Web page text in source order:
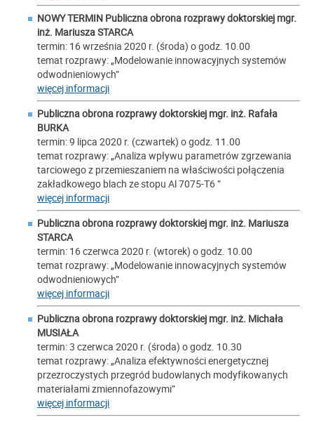
NOWY TERMIN Publiczna obrona rozprawy doktorskiej mgr.
inż. Mariusza STARCA
termin: 16 września 2020 r. (środa) o godz. 10.00
temat rozprawy: „Modelowanie innowacyjnych systemów
odwodnieniowych”
więcej informacji
Publiczna obrona rozprawy doktorskiej mgr. inż. Rafała
BURKA
termin: 9 lipca 2020 r. (czwartek) o godz. 11.00
temat rozprawy: „Analiza wpływu parametrów zgrzewania
tarciowego z przemieszaniem na właściwości połączenia
zakładkowego blach ze stopu Al 7075-T6 ”
więcej informacji
Publiczna obrona rozprawy doktorskiej mgr. inż. Mariusza
STARCA
termin: 16 czerwca 2020 r. (wtorek) o godz. 10.00
temat rozprawy: „Modelowanie innowacyjnych systemów
odwodnieniowych”
więcej informacji
Publiczna obrona rozprawy doktorskiej mgr. inż. Michała
MUSIAŁA
termin: 3 czerwca 2020 r. (środa) o godz. 10.30
temat rozprawy: „Analiza efektywności energetycznej
przezroczystych przegród budowlanych modyfikowanych
materiałami zmiennofazowymi”
więcej informacji